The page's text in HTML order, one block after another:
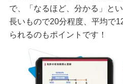
で、「なるほど、分かる」と
長いもので20分程度、平均で
られるのもポイントです！